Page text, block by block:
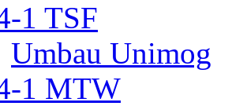
1 TSF
Umbau Unimog
1 MTW